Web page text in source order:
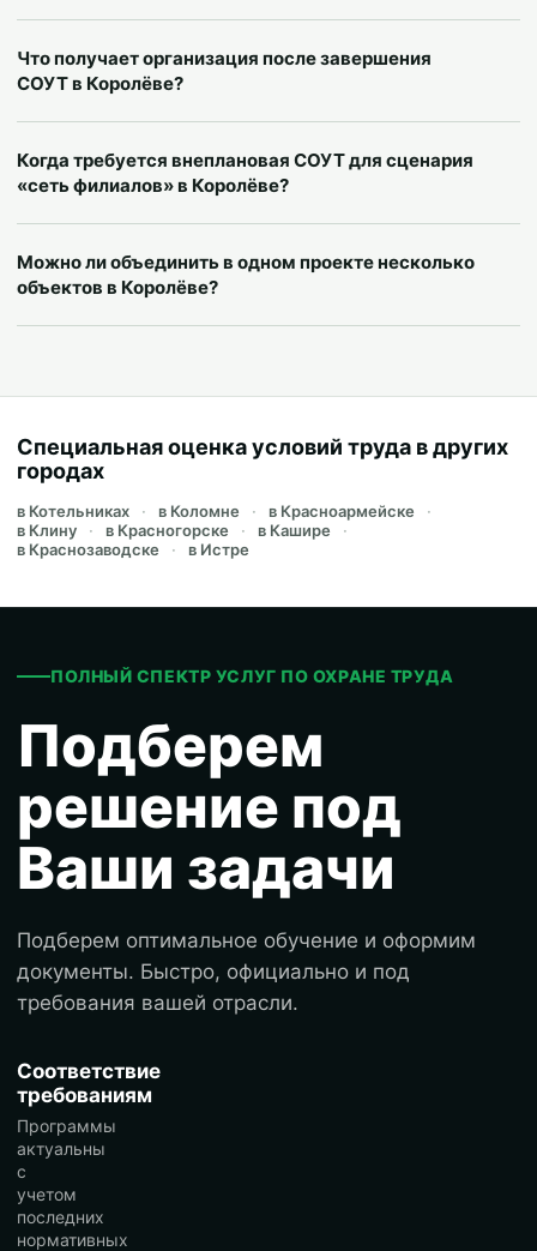
Что получает организация после завершения
СОУТ в Королёве?
Когда требуется внеплановая СОУТ для сценария
«сеть филиалов» в Королёве?
Можно ли объединить в одном проекте несколько
объектов в Королёве?
Специальная оценка условий труда в других
городах
в Котельниках в Коломне
в Красноармейске
в Клину
в Красногорске
в Кашире
в Краснозаводске
в Истре
ПОЛНЫЙ СПЕКТР УСЛУГ ПО ОХРАНЕ ТРУДА
Подберем
решение под
Ваши задачи
Подберем оптимальное обучение и оформим
документы. Быстро, официально и под
требования вашей отрасли.
Соответствие
требованиям
Программы
актуальны
с
учетом
последних
нормативных